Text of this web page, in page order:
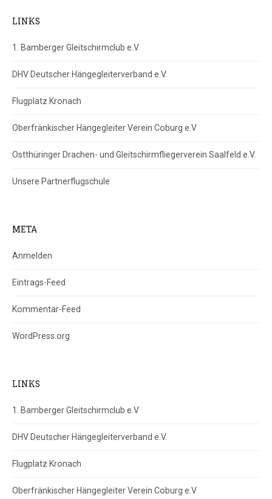
LINKS
1. Bamberger Gleitschirmclub e.V
DHV Deutscher Hängegleiterverband e.V.
Flugplatz Kronach
Oberfränkischer Hängegleiter Verein Coburg e.V
Ostthüringer Drachen- und Gleitschirmfliegerverein Saalfeld e.V.
Unsere Partnerflugschule
META
Anmelden
Eintrags-Feed
Kommentar-Feed
WordPress.org
LINKS
1. Bamberger Gleitschirmclub e.V
DHV Deutscher Hängegleiterverband e.V.
Flugplatz Kronach
Oberfränkischer Hängegleiter Verein Coburg e.V